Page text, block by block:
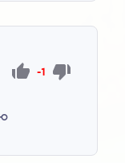
-1